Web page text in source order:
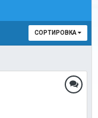
СОРТИРОВКА